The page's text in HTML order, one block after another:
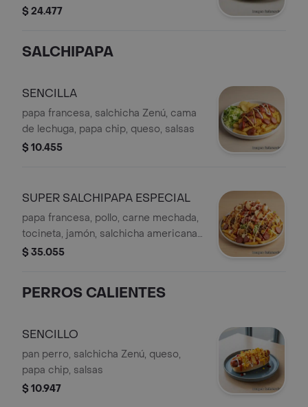
$ 24.477
SALCHIPAPA
SENCILLA
papa francesa, salchicha Zenú, cama
de lechuga, papa chip, queso, salsas
$ 10.455
SUPER SALCHIPAPA ESPECIAL
papa francesa, pollo, carne mechada,
tocineta, jamón, salchicha americana,
papa chip, queso, cama de lechuga,
$ 35.055
PERROS CALIENTES
SENCILLO
pan perro, salchicha Zenú, queso,
papa chip, salsas
$ 10.947